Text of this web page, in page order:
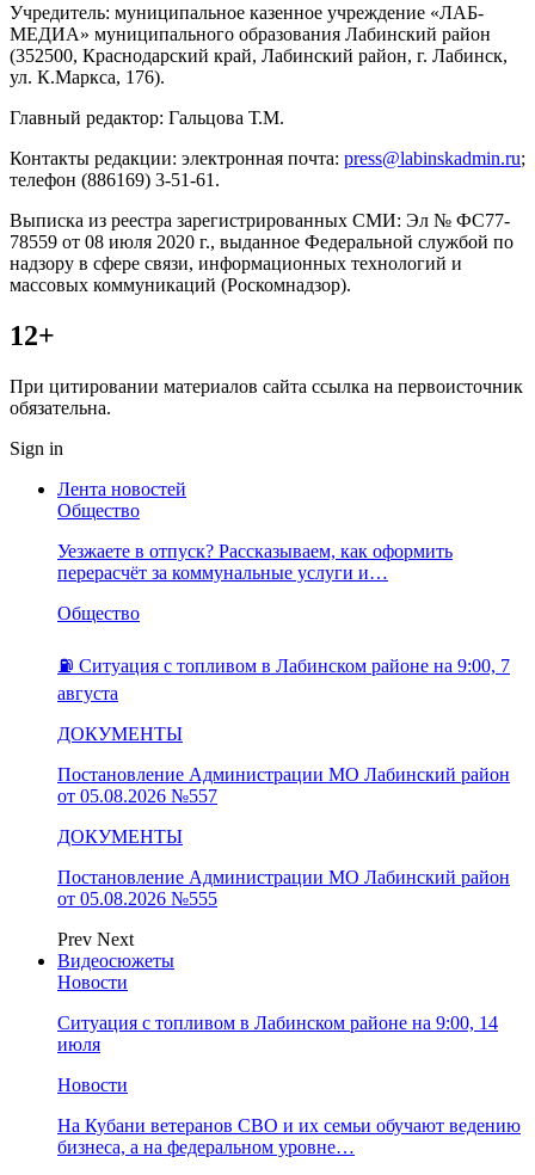
Учредитель: муниципальное казенное учреждение «ЛАБ-
МЕДИА» муниципального образования Лабинский район
(352500, Краснодарский край, Лабинский район, г. Лабинск,
ул. К.Маркса, 176).
Главный редактор: Гальцова Т.М.
Контакты редакции: электронная почта: press@labinskadmin.ru;
телефон (886169) 3-51-61.
Выписка из реестра зарегистрированных СМИ: Эл № ФС77-
78559 от 08 июля 2020 г., выданное Федеральной службой по
надзору в сфере связи, информационных технологий и
массовых коммуникаций (Роскомнадзор).
12+
При цитировании материалов сайта ссылка на первоисточник
обязательна.
Sign in
Лента новостей
Общество
Уезжаете в отпуск? Рассказываем, как оформить
перерасчёт за коммунальные услуги и…
Общество
⛽️ Ситуация с топливом в Лабинском районе на 9:00, 7
августа
ДОКУМЕНТЫ
Постановление Администрации МО Лабинский район
от 05.08.2026 №557
ДОКУМЕНТЫ
Постановление Администрации МО Лабинский район
от 05.08.2026 №555
Prev Next
Видеосюжеты
Новости
Ситуация с топливом в Лабинском районе на 9:00, 14
июля
Новости
На Кубани ветеранов СВО и их семьи обучают ведению
бизнеса, а на федеральном уровне…